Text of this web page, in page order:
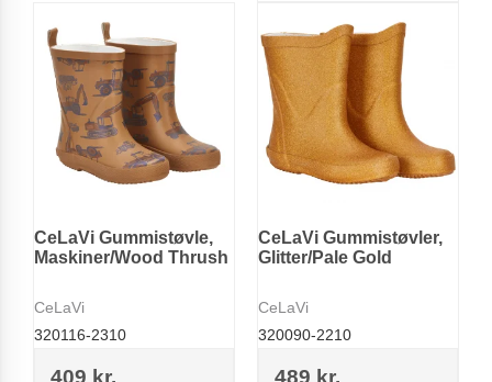
CeLaVi Gummistøvle,
Maskiner/Wood Thrush
CeLaVi
320116-2310
409 kr.
CeLaVi Gummistøvler,
Glitter/Pale Gold
CeLaVi
320090-2210
489 kr.